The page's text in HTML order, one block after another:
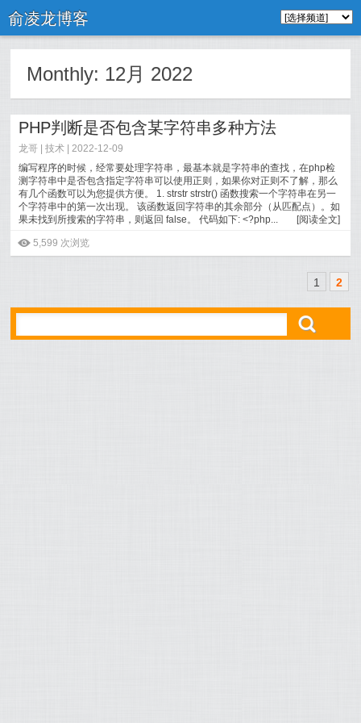
俞凌龙博客
Monthly: 12月 2022
PHP判断是否包含某字符串多种方法
龙哥 |技术 | 2022-12-09
编写程序的时候，经常要处理字符串，最基本就是字符串的查找，在php检
测字符串中是否包含指定字符串可以使用正则，如果你对正则不了解，那么
有几个函数可以为您提供方便。 1. strstr strstr() 函数搜索一个字符串在另一
个字符串中的第一次出现。 该函数返回字符串的其余部分（从匹配点）。如
果未找到所搜索的字符串，则返回 false。 代码如下: <?php...
[阅读全文]
ė 5,599 次浏览
1 2
ő